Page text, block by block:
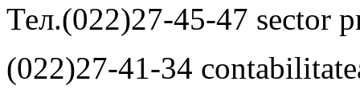
Тел.(022)27-45-47 sector
(022)27-41-34